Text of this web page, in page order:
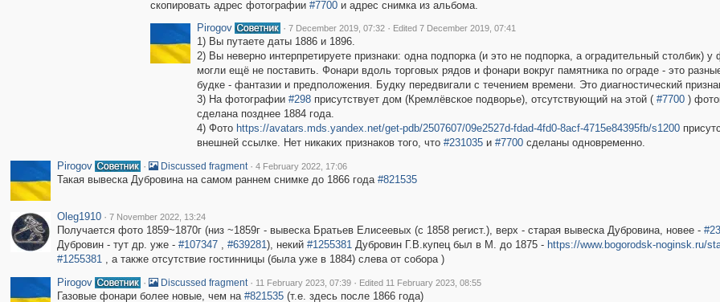
скопировать адрес фотографии #7700и адрес снимка из альбома.
Pirogov
· 7 December 2019, 07:32 · Edited 7 December 2019, 07:41
1) Вы путаете даты 1886 и 1896.
2) Вы неверно интерпретируете признаки: одна подпорка (и это не подпорка, а оградительный столбик)
могли ещё не поставить. Фонари вдоль торговых рядов и фонари вокруг памятника по ограде - это
будке - фантазии и предположения. Будку передвигали с течением времени. Это диагностический
3) На фотографии #298присутствует дом (Кремлёвское подворье), отсутствующий на этой ( #7700)
сделана позднее 1884 года.
4) Фото https://avatars.mds.yandex.net/get-pdb/2507607/09e2527d-fdad-4fd0-8acf-4715e84395fb/s1200
внешней ссылке. Нет никаких признаков того, что #231035и #7700сделаны одновременно.
Pirogov
· Discussed fragment · 4 February 2022, 17:06
Такая вывеска Дубровина на самом раннем снимке до 1866 года #821535
Oleg1910 · 7 November 2022, 13:24
Получается фото 1859~1870г (низ ~1859г - вывеска Братьев Елисеевых (с 1858 регист.), верх - старая вывеска Дубровина, новее -
Дубровин - тут др. уже - #107347, #639281), некий #1255381Дубровин Г.В.купец был в М. до 1875 - https://www.bogorodsk-noginsk.ru/
#1255381, а также отсутствие гостинницы (была уже в 1884) слева от собора )
Pirogov
· Discussed fragment · 11 February 2023, 07:39 · Edited 11 February 2023, 08:55
Газовые фонари более новые, чем на #821535(т.е. здесь после 1866 года)